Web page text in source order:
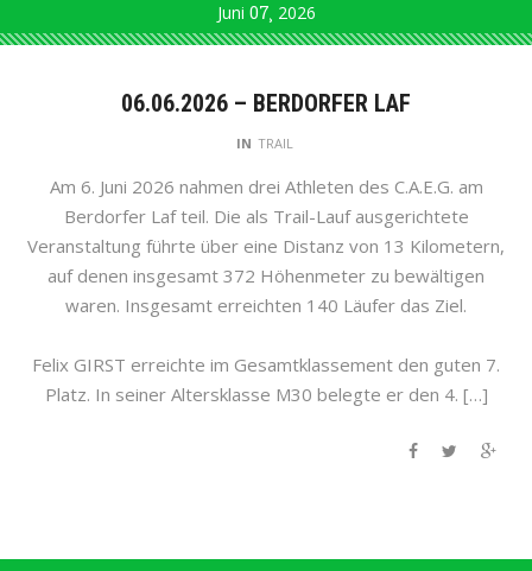
Juni 07 2026
06.06.2026 – BERDORFER LAF
IN TRAIL
Am 6. Juni 2026 nahmen drei Athleten des C.A.E.G. am
Berdorfer Laf teil. Die als Trail-Lauf ausgerichtete
Veranstaltung führte über eine Distanz von 13 Kilometern,
auf denen insgesamt 372 Höhenmeter zu bewältigen
waren. Insgesamt erreichten 140 Läufer das Ziel.
Felix GIRST erreichte im Gesamtklassement den guten 7.
Platz. In seiner Altersklasse M30 belegte er den 4. […]